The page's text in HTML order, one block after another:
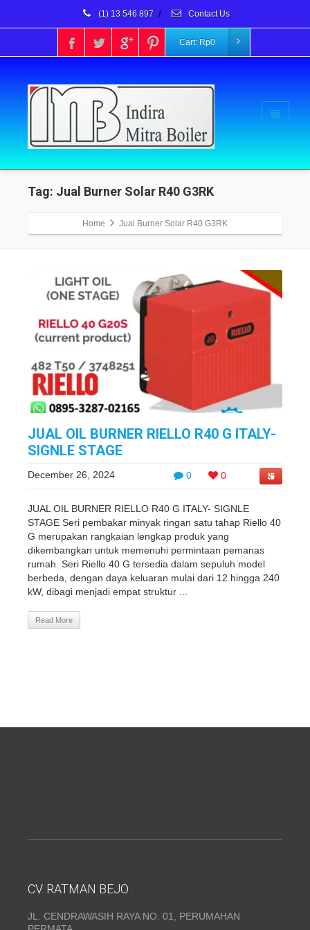
(1) 13 546 897 / Contact Us
Cart: Rp0
Tag: Jual Burner Solar R40 G3RK
Home Jual Burner Solar R40 G3RK
JUAL OIL BURNER RIELLO R40 G ITALY-
SIGNLE STAGE
0 0
December 26, 2024
JUAL OIL BURNER RIELLO R40 G ITALY- SIGNLE
STAGE Seri pembakar minyak ringan satu tahap Riello 40
G merupakan rangkaian lengkap produk yang
dikembangkan untuk memenuhi permintaan pemanas
rumah. Seri Riello 40 G tersedia dalam sepuluh model
berbeda, dengan daya keluaran mulai dari 12 hingga 240
kW, dibagi menjadi empat struktur ...
Read More
CV. RATMAN BEJO
JL. CENDRAWASIH RAYA NO. 01, PERUMAHAN